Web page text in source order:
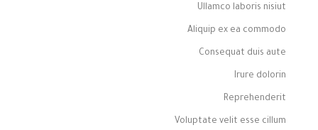
Ullamco laboris nisiut
Aliquip ex ea commodo
Consequat duis aute
Irure dolorin
Reprehenderit
Voluptate velit esse cillum